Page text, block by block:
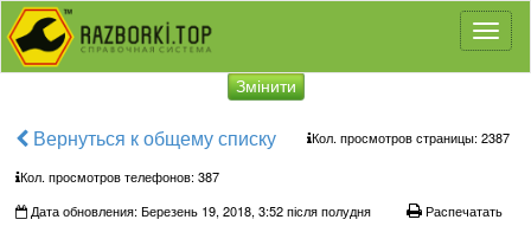
Змінити
Вернуться к общему списку Кол. просмотров страницы: 2387
Кол. просмотров телефонов: 387
Дата обновления: Березень 19, 2018, 3:52 після полудня
Распечатать